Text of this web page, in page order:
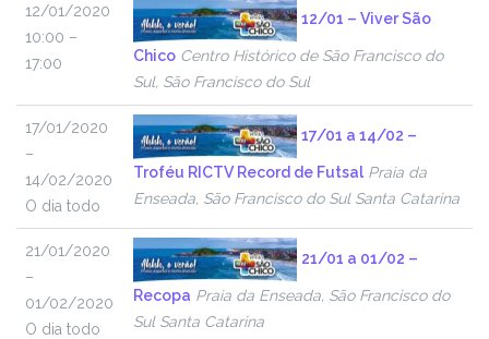
12/01/2020
10:00 –
17:00
12/01 – Viver São
Chico Centro Histórico de São Francisco do
Sul, São Francisco do Sul
17/01/2020
–
14/02/2020
O dia todo
17/01 a 14/02 –
Troféu RICTV Record de Futsal Praia da
Enseada, São Francisco do Sul Santa Catarina
21/01/2020
–
01/02/2020
O dia todo
21/01 a 01/02 –
Recopa Praia da Enseada, São Francisco do
Sul Santa Catarina